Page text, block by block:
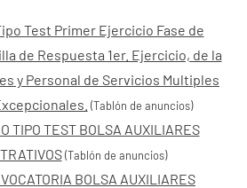
Test Primer Ejercicio Fase de
de Respuesta 1er. Ejercicio, de la
y Personal de Servicios Multiples
(Tablón de anuncios)
TIPO TEST BOLSA AUXILIARES
(Tablón de anuncios)
BOLSA AUXILIARES